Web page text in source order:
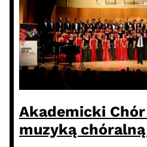
Akademicki
muzyką